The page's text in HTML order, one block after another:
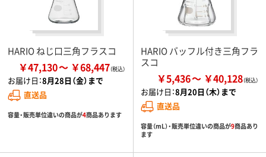
HARIO ねじ口三角フラスコ
￥47,130 ￥68,447
お届け日：8月28日（金）まで
直送品
容量・販売単位違いの商品が4商品あります
HARIO バッフル付き三角フラ
スコ
￥5,436 ￥40,128
お届け日：8月20日（木）まで
直送品
容量（mL）・販売単位違いの商品が9商品あり
ます